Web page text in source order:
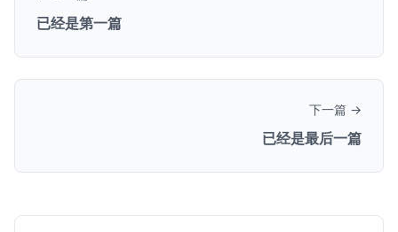
已经是第一篇
下一篇 →
已经是最后一篇